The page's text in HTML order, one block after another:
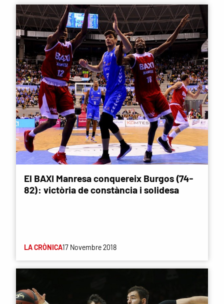
El BAXI Manresa conquereix Burgos (74-
82): victòria de constància i solidesa
LA CRÒNICA17 Novembre 2018